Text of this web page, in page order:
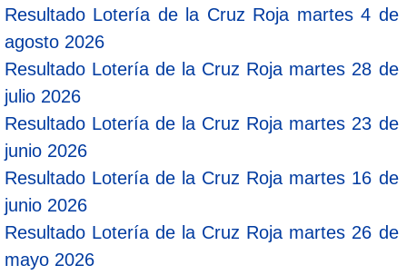
Resultado Lotería de la Cruz Roja martes 4 de
agosto 2026
Resultado Lotería de la Cruz Roja martes 28 de
julio 2026
Resultado Lotería de la Cruz Roja martes 23 de
junio 2026
Resultado Lotería de la Cruz Roja martes 16 de
junio 2026
Resultado Lotería de la Cruz Roja martes 26 de
mayo 2026